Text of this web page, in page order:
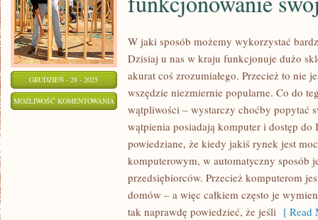
GRUDZIEŃ - 28 - 2025
MOŻLIWOŚĆ KOMENTOWANIA
MOŻEMY
ZNACZNIE
FIRMY?
W jaki sposób możemy wykorzystać
Dzisiaj u nas w kraju funkcjonuje dużo
akurat coś zrozumiałego. Przecież to nie
wszędzie niezmiernie popularne. Co do
wątpliwości – wystarczy choćby popytać
wątpienia posiadają komputer i dostęp do
powiedziane, że kiedy jakiś rynek jest
komputerowym, w automatyczny sposób
przedsiębiorców. Przecież komputerom
domów – a więc całkiem często je
tak naprawdę powiedzieć, że jeśli [ Read